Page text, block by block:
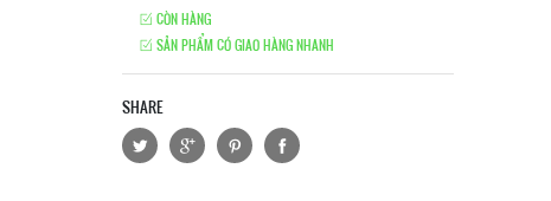
CÒN HÀNG
SẢN PHẨM CÓ GIAO HÀNG NHANH
SHARE